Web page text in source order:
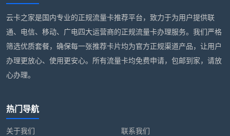
云卡之家是国内专业的正规流量卡推荐平台，致力于为用户提供联
通、电信、移动、广电四大运营商的正规流量卡办理服务。我们严格
筛选优质套餐，确保每一张推荐卡片均为官方正规渠道产品，让用户
办理更放心、使用更安心。所有流量卡均免费申请，包邮到家，请放
心办理。
热门导航
关于我们
联系我们